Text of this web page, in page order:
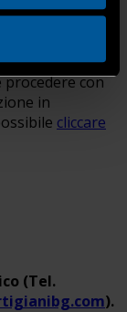
con
in
cliccare
(Tel.
).